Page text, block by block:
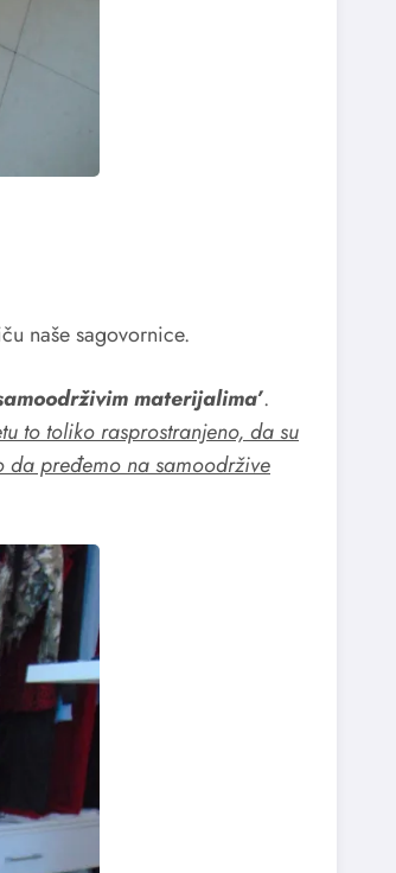
naše sagovornice.
materijalima’.
to toliko rasprostranjeno, da su
pređemo na samoodržive